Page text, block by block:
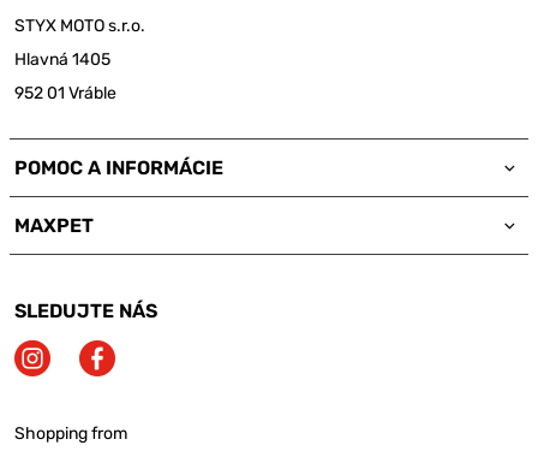
STYX MOTO s.r.o.
Hlavná 1405
952 01 Vráble
POMOC A INFORMÁCIE
MAXPET
SLEDUJTE NÁS
Shopping from